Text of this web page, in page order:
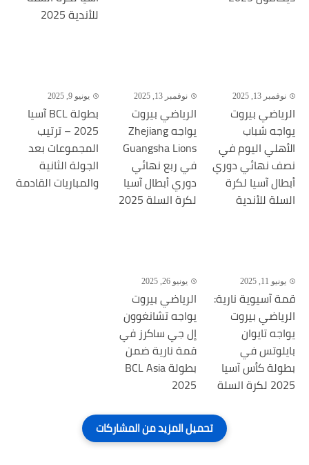
للأندية 2025
نوفمبر 13, 2025
الرياضي بيروت
يواجه شباب
الأهلي اليوم في
نصف نهائي دوري
أبطال آسيا لكرة
السلة للأندية
نوفمبر 13, 2025
الرياضي بيروت
يواجه Zhejiang
Guangsha Lions
في ربع نهائي
دوري أبطال آسيا
لكرة السلة 2025
يونيو 9, 2025
بطولة BCL آسيا
2025 – ترتيب
المجموعات بعد
الجولة الثانية
والمباريات القادمة
يونيو 11, 2025
قمة آسيوية نارية:
الرياضي بيروت
يواجه تايوان
بايلوتس في
بطولة كأس آسيا
2025 لكرة السلة
يونيو 26, 2025
الرياضي بيروت
يواجه تشانغوون
إل جي ساكرز في
قمة نارية ضمن
بطولة BCL Asia
2025